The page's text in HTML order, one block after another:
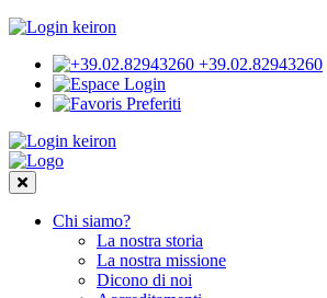
+39.02.82943260
Login
Preferiti
Chi siamo?
La nostra storia
La nostra missione
Dicono di noi